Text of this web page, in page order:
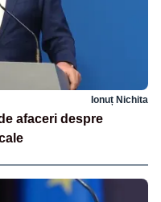
Ionuț Nichita
afaceri despre